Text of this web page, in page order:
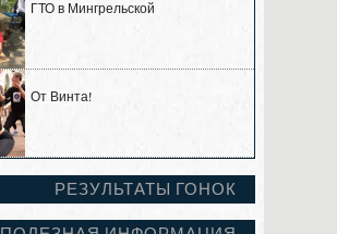
ГТО в Мингрельской
От Винта!
РЕЗУЛЬТАТЫ ГОНОК